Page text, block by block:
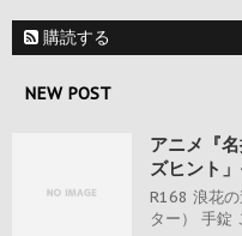
購読する
NEW POST
アニメ『
ズヒント
R168 浪花
ター） 手